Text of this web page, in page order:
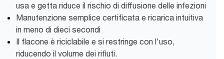
usa e getta riduce il rischio di diffusione delle infezioni
Manutenzione semplice certificata e ricarica intuitiva
in meno di dieci secondi
Il flacone è riciclabile e si restringe con l'uso,
riducendo il volume dei rifiuti.